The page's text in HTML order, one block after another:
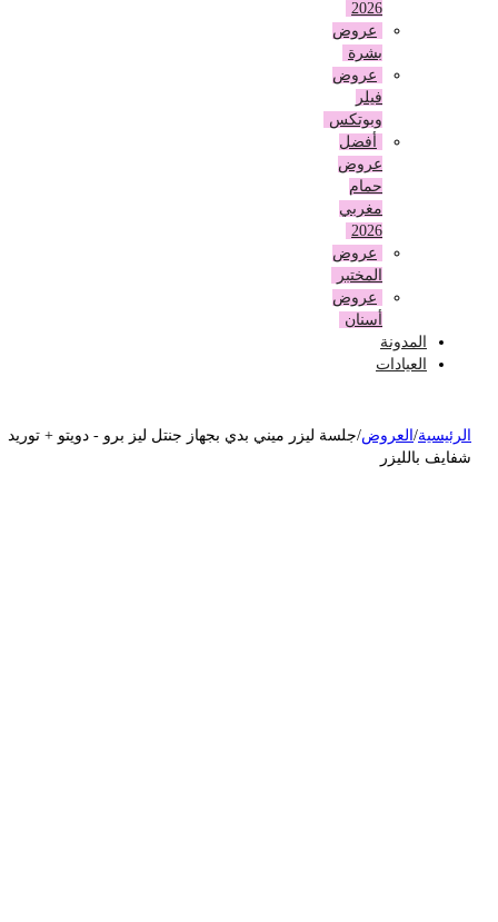
عروض
بشرة
عروض
وبوتكس
أفضل
عروض
حمام
مغربي
عروض
المختبر
عروض
أسنان
المدونة
العيادات
/العروض جلسة ليزر ميني بدي بجهاز جنتل ليز برو - دويتو + توريد
بالليزر